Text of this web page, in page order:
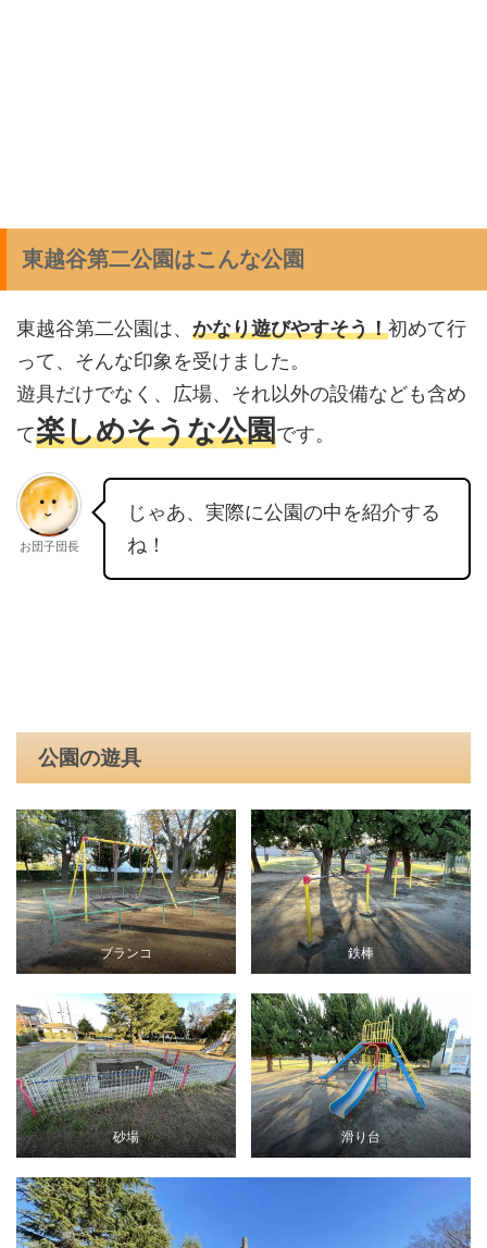
東越谷第二公園はこんな公園
東越谷第二公園は、 かなり遊びやすそう！初めて行
って、そんな印象を受けました。
遊具だけでなく、広場、それ以外の設備なども含め
て楽しめそうな公園です。
お団子団長
じゃあ、実際に公園の中を紹介する
ね！
公園の遊具
ブランコ 鉄棒
砂場 滑り台